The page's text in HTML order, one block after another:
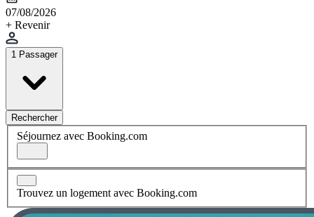
07/08/2026
+ Revenir
1 Passager
Rechercher
Séjournez avec Booking.com
Trouvez un logement avec Booking.com